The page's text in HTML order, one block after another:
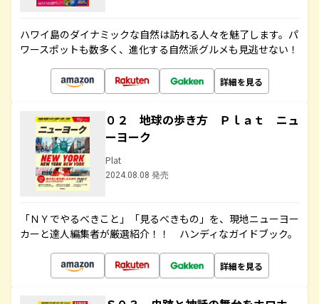
ハワイ島のダイナミックな自然は訪れる人々を魅了します。パ
ワースポットも数多く、進化する自然派グルメも見逃せない！
詳細を見る
０２ 地球の歩き方 Ｐｌａｔ ニュ
ーヨーク
Plat
2024.08.08 発売
「ＮＹでやるべきこと」「見るべきもの」を、現地ニューヨー
カーと達人編集者が厳選紹介！！ ハンディなガイドブック。
詳細を見る